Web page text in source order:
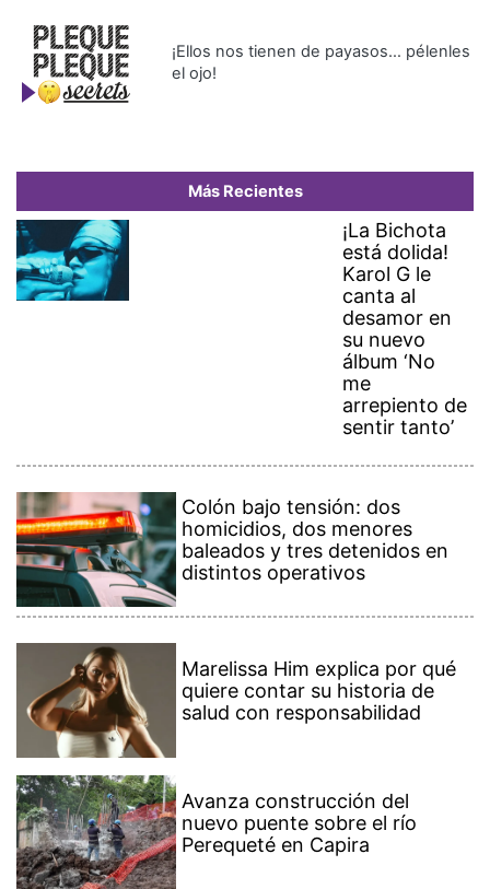
¡Ellos nos tienen de payasos… pélenles
el ojo!
Más Recientes
¡La Bichota
está dolida!
Karol G le
canta al
desamor en
su nuevo
álbum ‘No
me
arrepiento de
sentir tanto’
Colón bajo tensión: dos
homicidios, dos menores
baleados y tres detenidos en
distintos operativos
Marelissa Him explica por qué
quiere contar su historia de
salud con responsabilidad
Avanza construcción del
nuevo puente sobre el río
Perequeté en Capira